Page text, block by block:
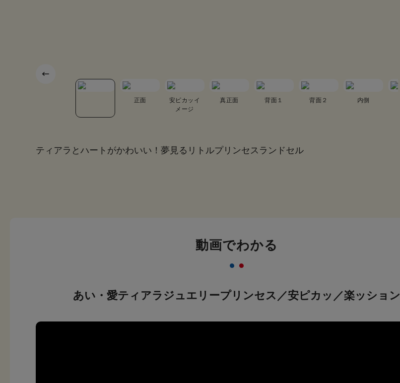
正面
安ピカッイ
メージ
真正面 背面１ 背面２ 内側
ティアラとハートがかわいい！夢見るリトルプリンセスランドセル
動画でわかる
あい・愛ティアラジュエリープリンセス／安ピカッ／楽ッション